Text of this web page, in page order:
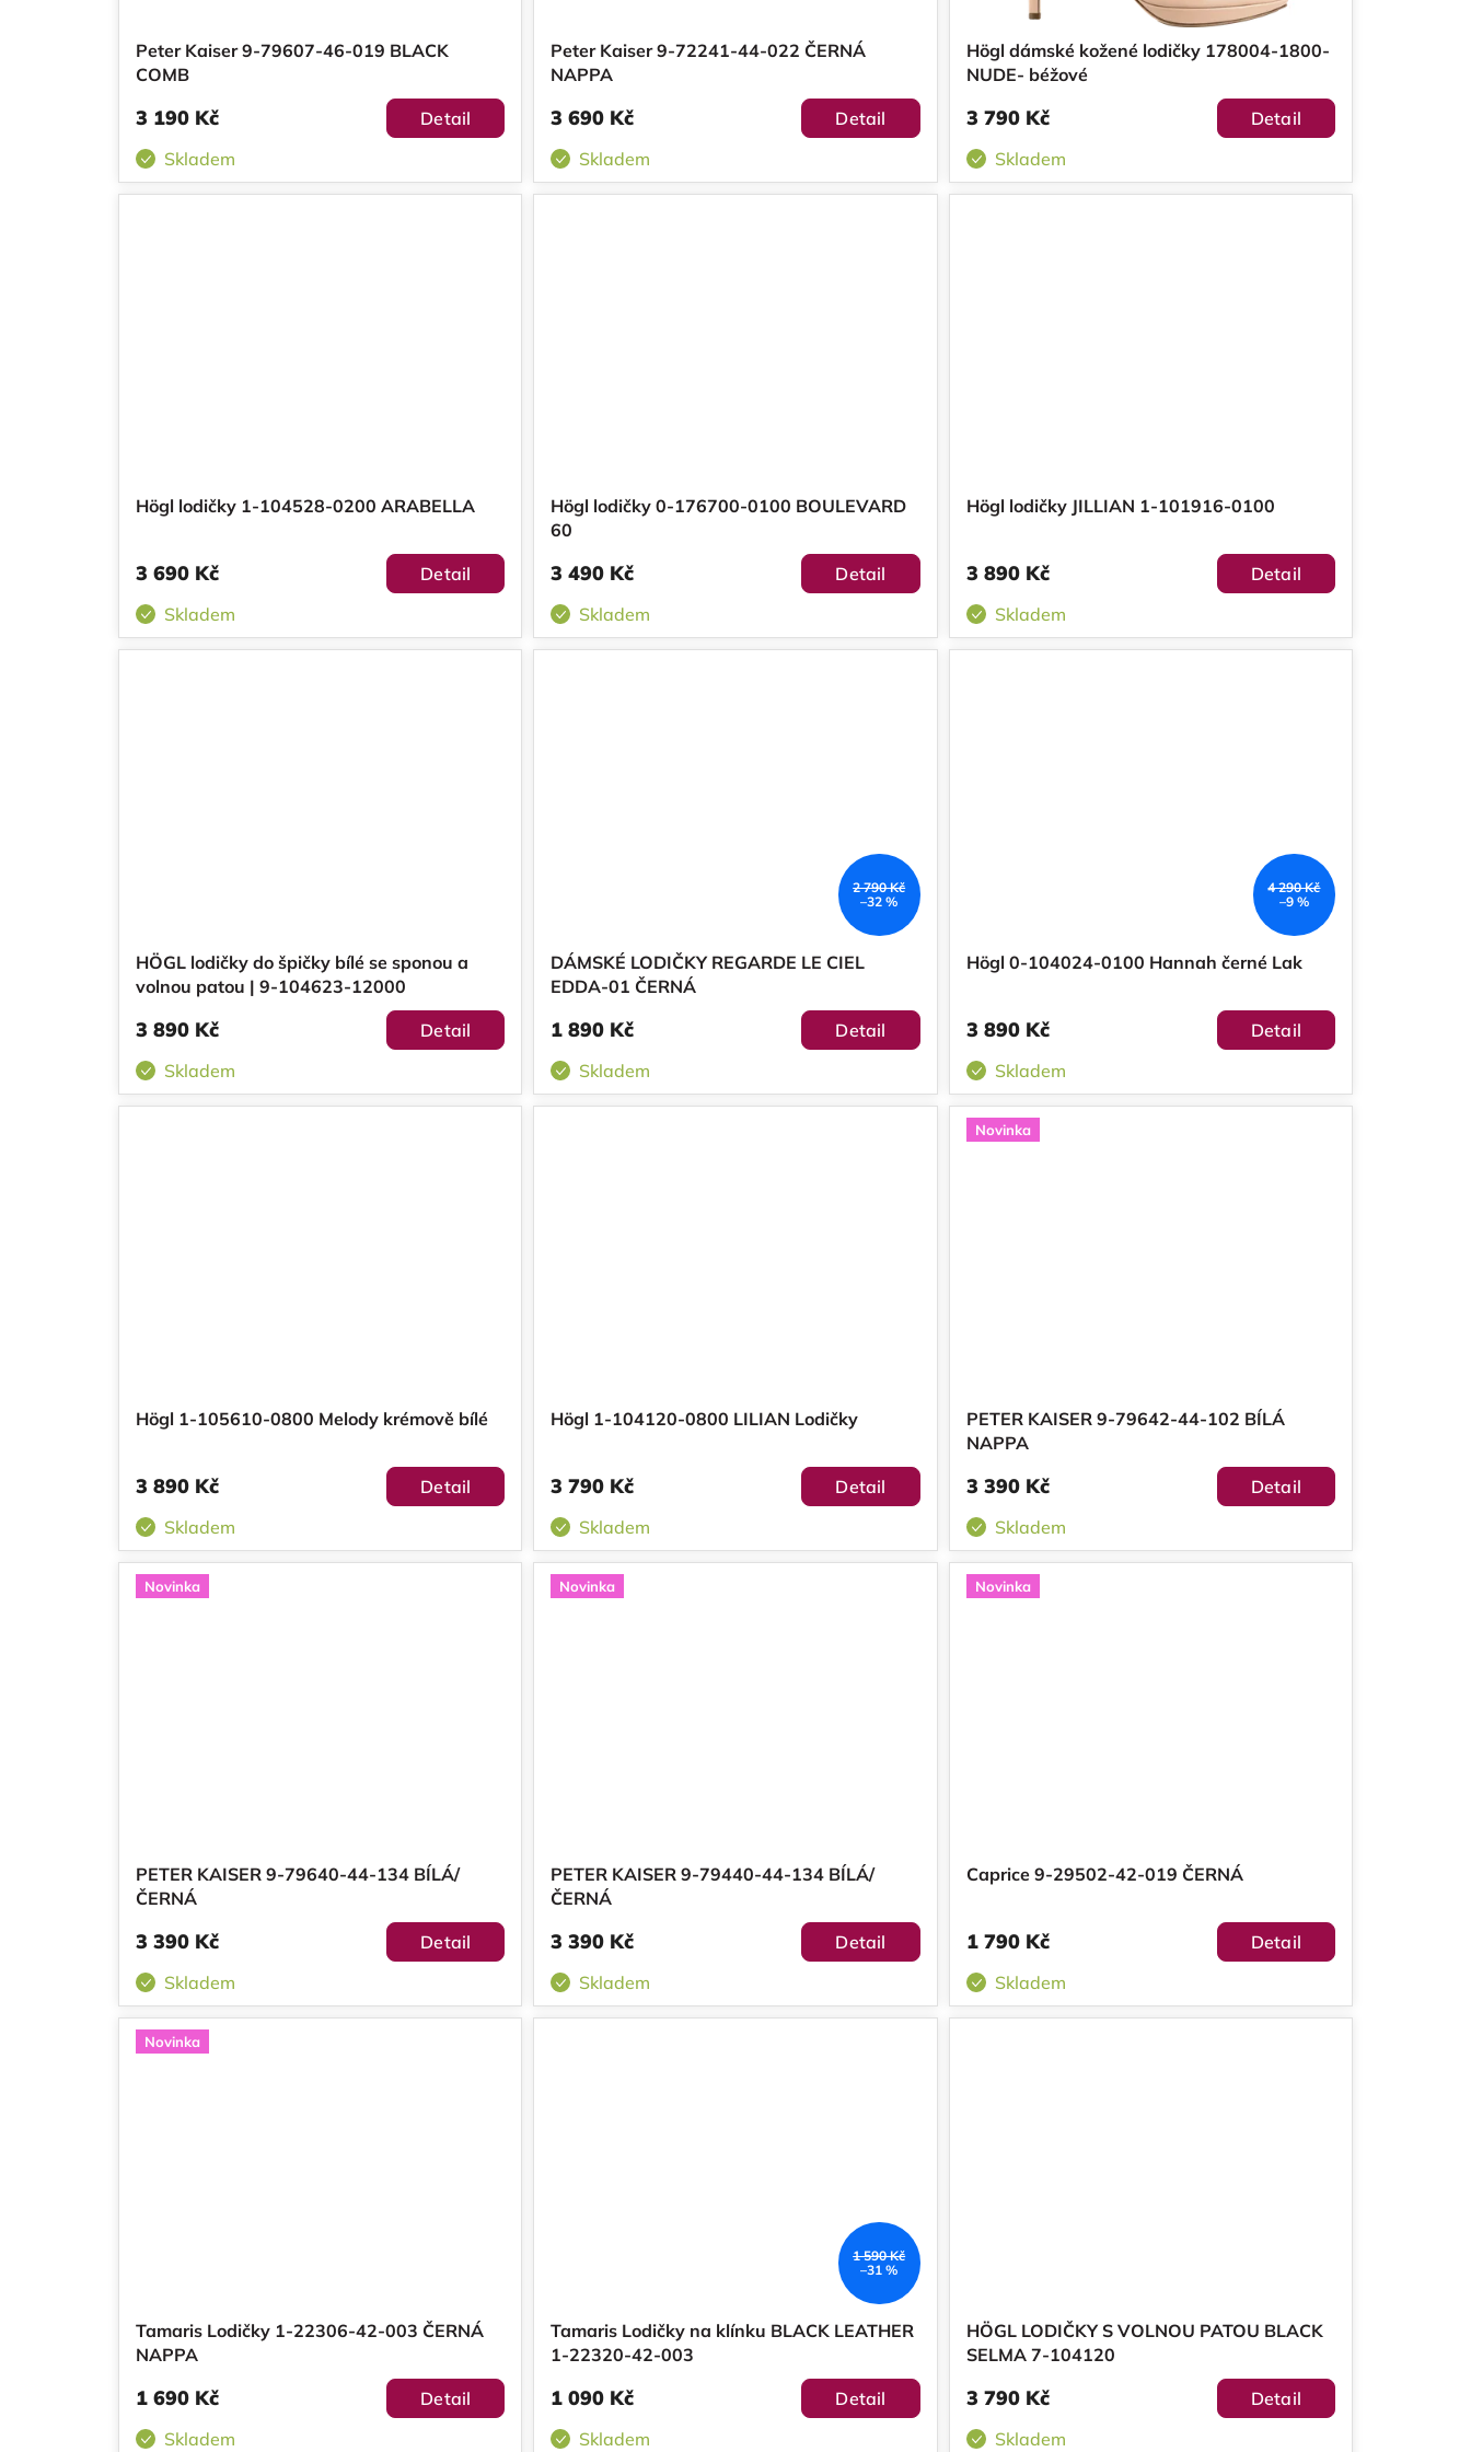
t
Peter Kaiser 9-79607-46-019 BLACK
COMB
3 190 Kč
Detail
Skladem
Peter Kaiser 9-72241-44-022 ČERNÁ
NAPPA
3 690 Kč
Detail
Skladem
Högl dámské kožené lodičky 178004-1800-
NUDE- béžové
3 790 Kč
Detail
Skladem
Högl lodičky 1-104528-0200 ARABELLA
3 690 Kč
Detail
Skladem
Högl lodičky 0-176700-0100 BOULEVARD
60
3 490 Kč
Detail
Skladem
Högl lodičky JILLIAN 1-101916-0100
3 890 Kč
Detail
Skladem
HÖGL lodičky do špičky bílé se sponou a
volnou patou | 9-104623-12000
3 890 Kč
Detail
Skladem
2 790 Kč
–32 %
DÁMSKÉ LODIČKY REGARDE LE CIEL
EDDA-01 ČERNÁ
1 890 Kč
Detail
Skladem
4 290 Kč
–9 %
Högl 0-104024-0100 Hannah černé Lak
3 890 Kč
Detail
Skladem
Högl 1-105610-0800 Melody krémově bílé
3 890 Kč
Detail
Skladem
Högl 1-104120-0800 LILIAN Lodičky
3 790 Kč
Detail
Skladem
Novinka
PETER KAISER 9-79642-44-102 BÍLÁ
NAPPA
3 390 Kč
Detail
Skladem
Novinka
PETER KAISER 9-79640-44-134 BÍLÁ/
ČERNÁ
3 390 Kč
Detail
Skladem
Novinka
PETER KAISER 9-79440-44-134 BÍLÁ/
ČERNÁ
3 390 Kč
Detail
Skladem
Novinka
Caprice 9-29502-42-019 ČERNÁ
1 790 Kč
Detail
Skladem
Novinka
Tamaris Lodičky 1-22306-42-003 ČERNÁ
NAPPA
1 690 Kč
Detail
Skladem
1 590 Kč
–31 %
Tamaris Lodičky na klínku BLACK LEATHER
1-22320-42-003
1 090 Kč
Detail
Skladem
HÖGL LODIČKY S VOLNOU PATOU BLACK
SELMA 7-104120
3 790 Kč
Detail
Skladem